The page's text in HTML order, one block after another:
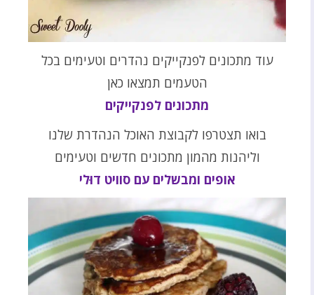
עוד מתכונים לפנקייקים נהדרים וטעימים בכל
הטעמים תמצאו כאן
מתכונים לפנקייקים
בואו תצטרפו לקבוצת האוכל הנהדרת שלנו
וליהנות מהמון מתכונים חדשים וטעימים
אופים ומבשלים עם סוויט דוּלי